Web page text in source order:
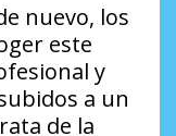
nuevo, los
este
y
a un
de la